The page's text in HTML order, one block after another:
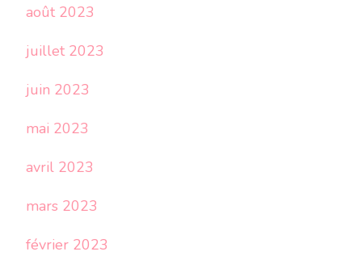
août 2023
juillet 2023
juin 2023
mai 2023
avril 2023
mars 2023
février 2023